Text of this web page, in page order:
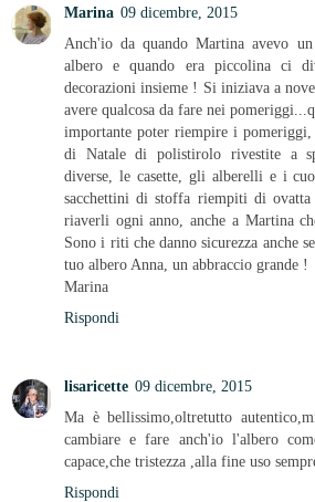
Marina 09 dicembre, 2015
Anch'io da quando Martina avevo
albero e quando era piccolina ci
decorazioni insieme ! Si iniziava a
avere qualcosa da fare nei
importante poter riempire i
di Natale di polistirolo rivestite a
diverse, le casette, gli alberelli e i
sacchettini di stoffa riempiti di
riaverli ogni anno, anche a Martina
Sono i riti che danno sicurezza anche
tuo albero Anna, un abbraccio grande !
Marina
Rispondi
lisaricette 09 dicembre, 2015
Ma è bellissimo,oltretutto
cambiare e fare anch'io l'albero
capace,che tristezza ,alla fine uso
Rispondi